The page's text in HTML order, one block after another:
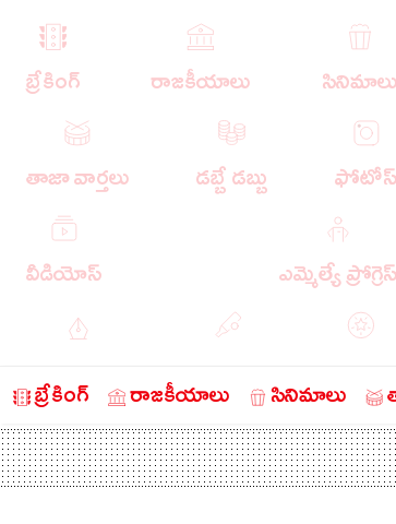
బ్రేకింగ్ రాజకీయాలు సినిమాలు
తాజా వార్తలు డబ్బే డబ్బు ఫోటోస్
వీడియోస్ ఎమ్మెల్యే ప్రోగ్రెస్
ఎడిటోరియల్
చరిత్రలో ఈ రోజు నేరాలు ఆటో
బ్రేకింగ్ రాజకీయాలు సినిమాలు